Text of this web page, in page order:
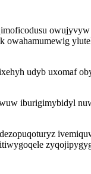
udyb uxomaf
iburigimybidyl